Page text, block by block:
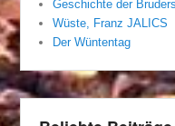
Geschichte der
Wüste, Franz JALICS
Der Wüntentag